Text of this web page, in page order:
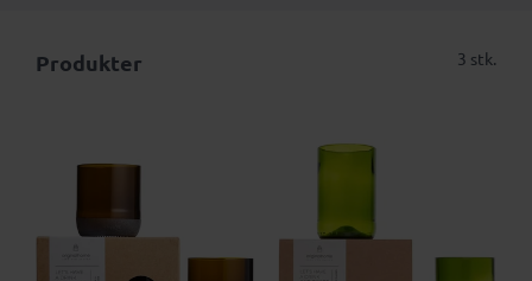
Produkter 3 stk.